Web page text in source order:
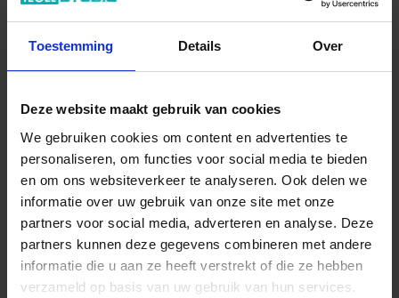
Toestemming Details Over
Deze website maakt gebruik van cookies
We gebruiken cookies om content en advertenties te
personaliseren, om functies voor social media te bieden
en om ons websiteverkeer te analyseren. Ook delen we
informatie over uw gebruik van onze site met onze
partners voor social media, adverteren en analyse. Deze
partners kunnen deze gegevens combineren met andere
informatie die u aan ze heeft verstrekt of die ze hebben
verzameld op basis van uw gebruik van hun services.
106,67 €